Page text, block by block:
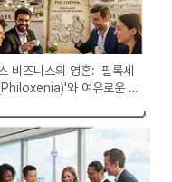
비즈니스의 영혼: '필록세
와 여유로운 시